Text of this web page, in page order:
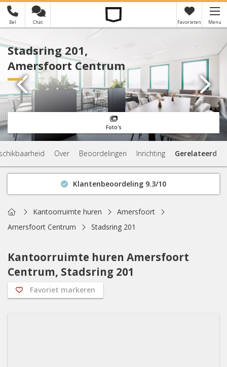
Bel Chat Favorieten Menu
Je hebt nog geen favorieten
Stadsring 201,
Amersfoort Centrum
Foto's
Over Beoordelingen Inrichting Gerelateerd
Klantenbeoordeling 9.3/10
Actuele beschikbaarheid
HomeKantoorruimte huren
Amersfoort
Amersfoort Centrum
Stadsring 201
Kantoorruimte huren Amersfoort
Centrum, Stadsring 201
Favoriet markeren